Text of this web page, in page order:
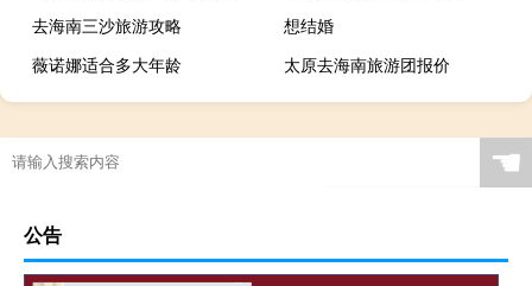
去海南三沙旅游攻略
想结婚
薇诺娜适合多大年龄
太原去海南旅游团报价
☚
公告